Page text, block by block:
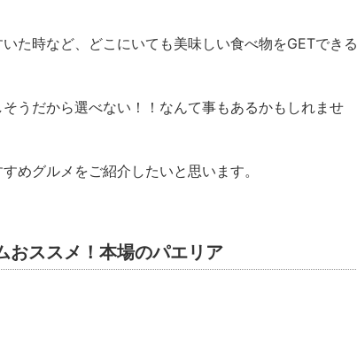
た時など、どこにいても美味しい食べ物をGETできる
うだから選べない！！なんて事もあるかもしれませ
めグルメをご紹介したいと思います。
おススメ！本場のパエリア